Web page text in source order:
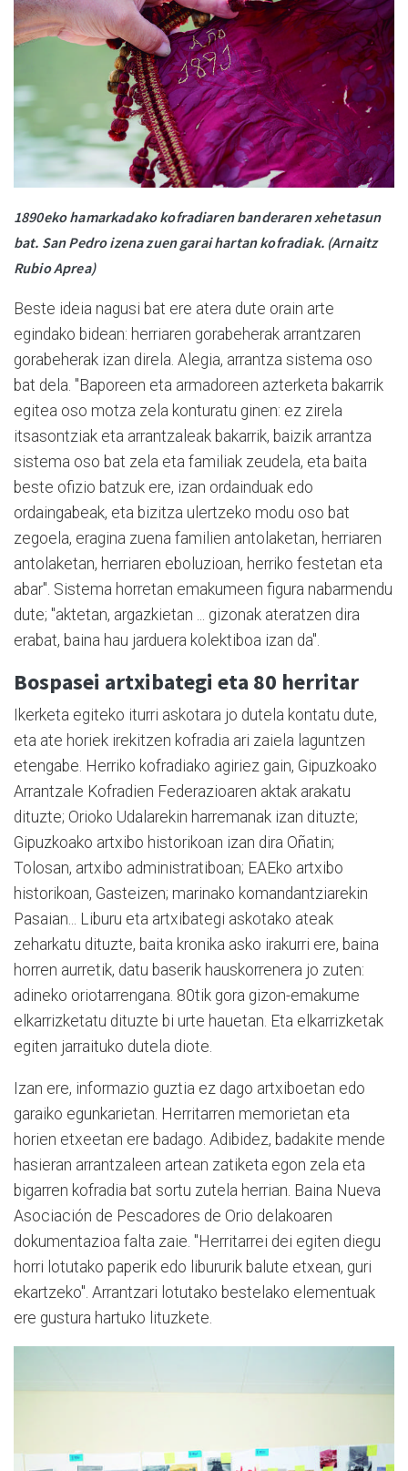
1890eko hamarkadako kofradiaren banderaren xehetasun
bat. San Pedro izena zuen garai hartan kofradiak. (Arnaitz
Rubio Aprea)
Beste ideia nagusi bat ere atera dute orain arte
egindako bidean: herriaren gorabeherak arrantzaren
gorabeherak izan direla. Alegia, arrantza sistema oso
bat dela. "Baporeen eta armadoreen azterketa bakarrik
egitea oso motza zela konturatu ginen: ez zirela
itsasontziak eta arrantzaleak bakarrik, baizik arrantza
sistema oso bat zela eta familiak zeudela, eta baita
beste ofizio batzuk ere, izan ordainduak edo
ordaingabeak, eta bizitza ulertzeko modu oso bat
zegoela, eragina zuena familien antolaketan, herriaren
antolaketan, herriaren eboluzioan, herriko festetan eta
abar". Sistema horretan emakumeen figura nabarmendu
dute; "aktetan, argazkietan ... gizonak ateratzen dira
erabat, baina hau jarduera kolektiboa izan da".
Bospasei artxibategi eta 80 herritar
Ikerketa egiteko iturri askotara jo dutela kontatu dute,
eta ate horiek irekitzen kofradia ari zaiela laguntzen
etengabe. Herriko kofradiako agiriez gain, Gipuzkoako
Arrantzale Kofradien Federazioaren aktak arakatu
dituzte; Orioko Udalarekin harremanak izan dituzte;
Gipuzkoako artxibo historikoan izan dira Oñatin;
Tolosan, artxibo administratiboan; EAEko artxibo
historikoan, Gasteizen; marinako komandantziarekin
Pasaian... Liburu eta artxibategi askotako ateak
zeharkatu dituzte, baita kronika asko irakurri ere, baina
horren aurretik, datu baserik hauskorrenera jo zuten:
adineko oriotarrengana. 80tik gora gizon-emakume
elkarrizketatu dituzte bi urte hauetan. Eta elkarrizketak
egiten jarraituko dutela diote.
Izan ere, informazio guztia ez dago artxiboetan edo
garaiko egunkarietan. Herritarren memorietan eta
horien etxeetan ere badago. Adibidez, badakite mende
hasieran arrantzaleen artean zatiketa egon zela eta
bigarren kofradia bat sortu zutela herrian. Baina Nueva
Asociación de Pescadores de Orio delakoaren
dokumentazioa falta zaie. "Herritarrei dei egiten diegu
horri lotutako paperik edo libururik balute etxean, guri
ekartzeko". Arrantzari lotutako bestelako elementuak
ere gustura hartuko lituzkete.